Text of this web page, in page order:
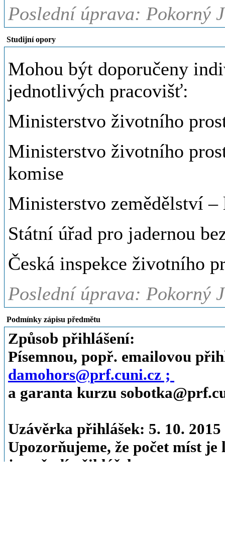
Poslední úprava: Pokorný
Studijní opory
Mohou být doporučeny
jednotlivých pracovišť:
Ministerstvo životního
Ministerstvo životního
komise
Ministerstvo zemědělství
Státní úřad pro jadernou
Česká inspekce životního
Poslední úprava: Pokorný
Podmínky zápisu předmětu
Způsob přihlášení:
Písemnou, popř. emailovou
damohors@prf.cuni.cz ;
a garanta kurzu
Uzávěrka přihlášek: 5. 10. 2015
Upozorňujeme, že počet míst
je pořadí přihlášek.